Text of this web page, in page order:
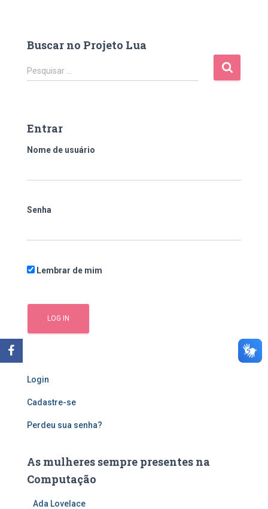
Buscar no Projeto Lua
P
e
i
s
r
Pesquisar …
Entrar
Nome de usuário
Senha
Lembrar de mim
Login
Cadastre-se
Perdeu sua senha?
As mulheres sempre presentes na
Computação
Ada Lovelace